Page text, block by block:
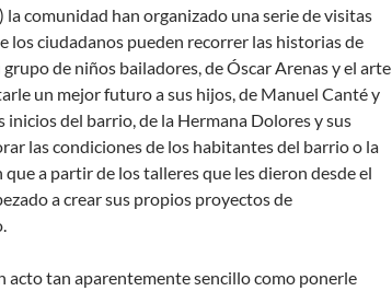
la comunidad han organizado una serie de visitas
los ciudadanos pueden recorrer las historias de
grupo de niños bailadores, de Óscar Arenas y el arte
un mejor futuro a sus hijos, de Manuel Canté y
inicios del barrio, de la Hermana Dolores y sus
las condiciones de los habitantes del barrio o la
a partir de los talleres que les dieron desde el
a crear sus propios proyectos de
acto tan aparentemente sencillo como ponerle